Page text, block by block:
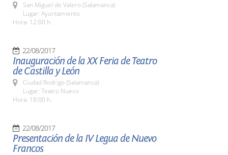
San Miguel de Valero (Salamanca)
Lugar: Ayuntamiento
Hora: 12:00 h.
22/08/2017
Inauguración de la XX Feria de Teatro
de Castilla y León
Ciudad Rodrigo (Salamanca)
Lugar: Teatro Nuevo
Hora: 18:00 h.
22/08/2017
Presentación de la IV Legua de Nuevo
Francos